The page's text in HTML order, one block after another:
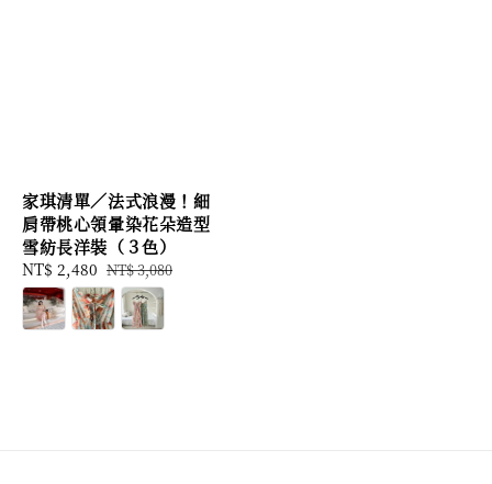
家琪清單／法式浪漫！細
肩帶桃心領暈染花朵造型
雪紡長洋裝（３色）
Sale
price
NT$ 2,480 Regular
price
NT$ 3,080